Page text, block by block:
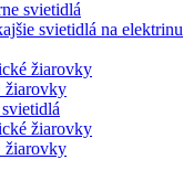
svietidlá
svietidlá na elektrinu
žiarovky
žiarovky
žiarovky
žiarovky